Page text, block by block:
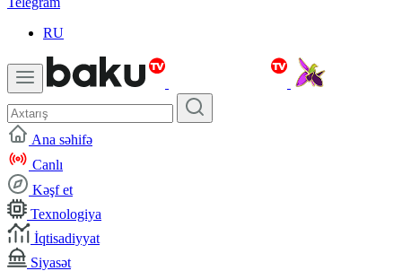
RU
Ana səhifə
Canlı
Kəşf et
Texnologiya
İqtisadiyyat
Siyasət